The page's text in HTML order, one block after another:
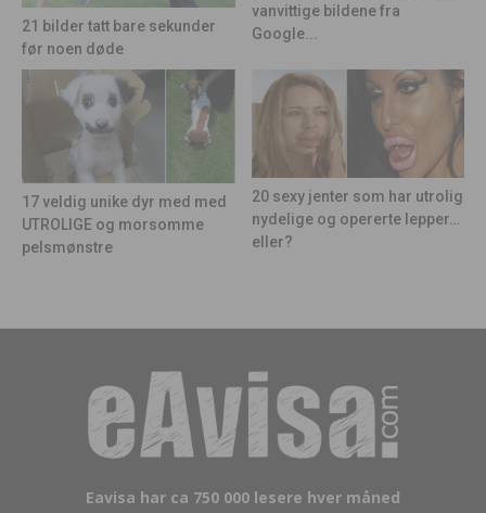
21 bilder tatt bare sekunder
før noen døde
vanvittige bildene fra
Google...
17 veldig unike dyr med med
UTROLIGE og morsomme
pelsmønstre
20 sexy jenter som har utrolig
nydelige og opererte lepper…
eller?
Eavisa har ca 750 000 lesere hver måned